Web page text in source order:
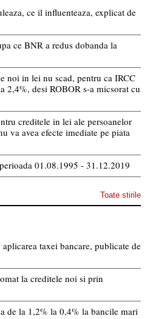
ce il influenteaza, explicat de
ce BNR a redus dobanda la
noi in lei nu scad, pentru ca IRCC
2,4%, desi ROBOR s-a micsorat cu
creditele in lei ale persoanelor
va avea efecte imediate pe piata
01.08.1995 - 31.12.2019
Toate stirile
taxei bancare, publicate de
la creditele noi si prin
de la 1,2% la 0,4% la bancile mari